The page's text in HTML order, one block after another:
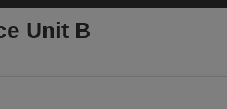
Unit B